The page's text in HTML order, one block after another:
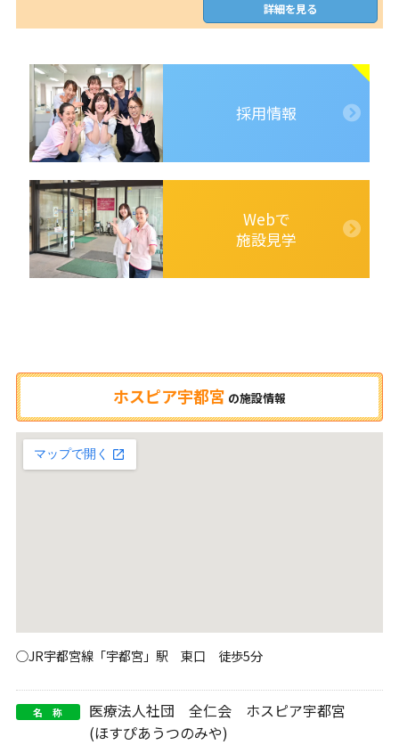
詳細を見る
採用情報
Webで
施設見学
ホスピア宇都宮 の施設情報
○JR宇都宮線「宇都宮」駅 東口 徒歩5分
名 称
医療法人社団 全仁会 ホスピア宇都宮
(ほすぴあうつのみや)